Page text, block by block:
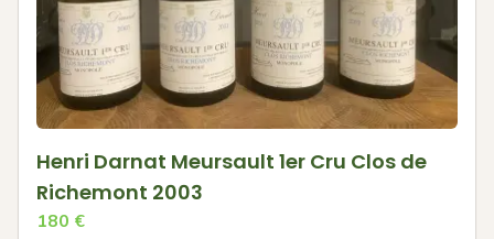
Henri Darnat Meursault 1er Cru Clos de
Richemont 2003
180 €